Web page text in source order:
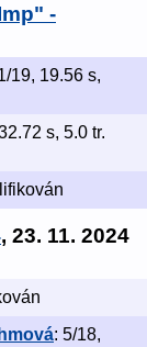
-
19, 19.56 s,
s, 5.0 tr.
, 23. 11. 2024
: 5/18,